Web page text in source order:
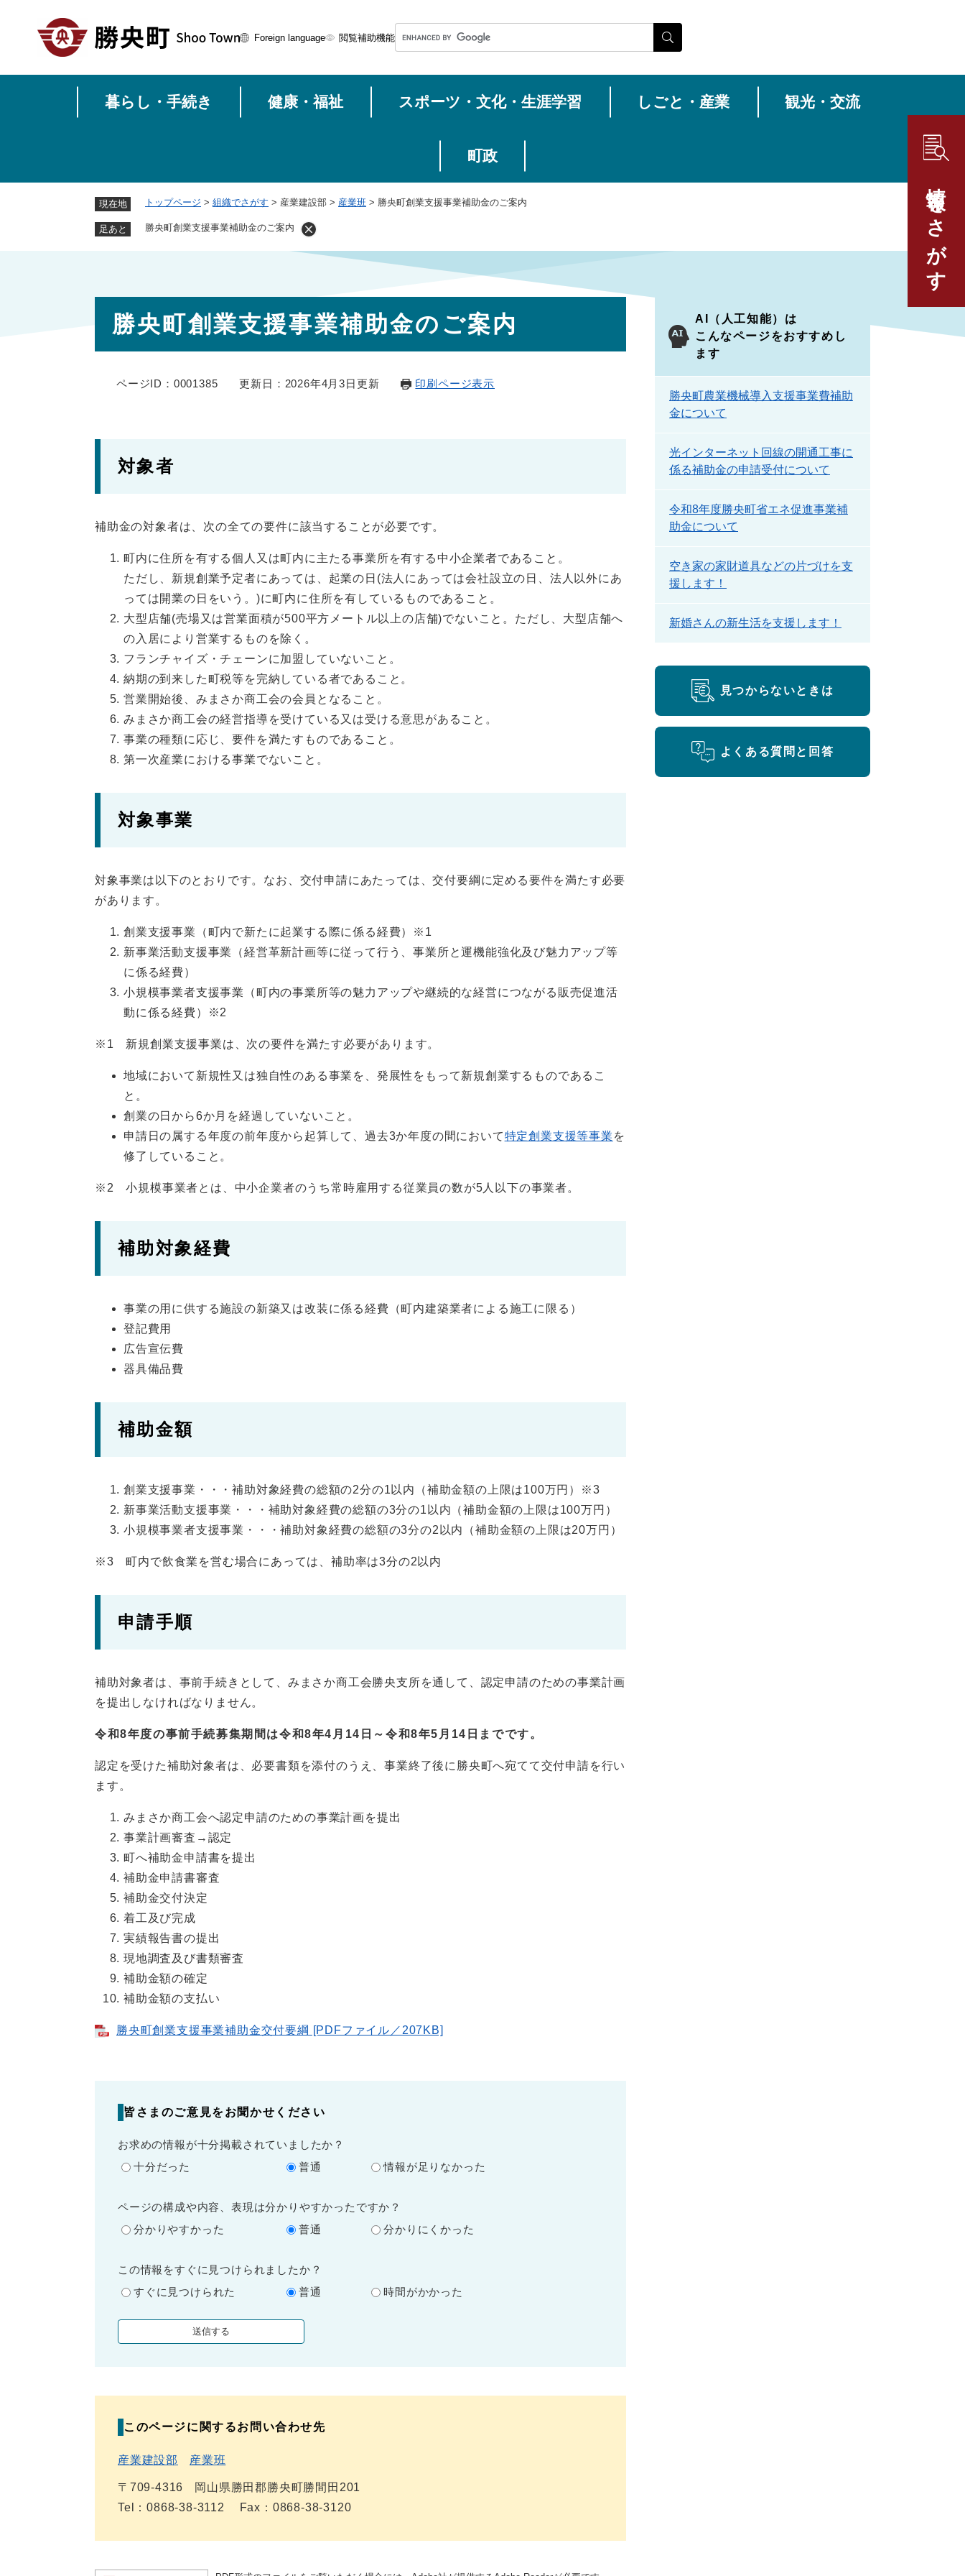
先
情報をさがす
Foreign language 閲覧補助機能
o
ム
検
暮らし・手続き 健康・福祉 スポーツ・文化・生涯学習 しごと・産業 観光・交流
町政
現在地 トップページ > 組織でさがす > 産業建設部 > 産業班 > 勝央町創業支援事業補助金のご案内
足あと 勝央町創業支援事業補助金のご案内
勝央町創業支援事業補助金のご案内
ページID：0001385 更新日：2026年4月3日更新 印刷ページ表示
対象者
補助金の対象者は、次の全ての要件に該当することが必要です。
町内に住所を有する個人又は町内に主たる事業所を有する中小企業者であること。
ただし、新規創業予定者にあっては、起業の日(法人にあっては会社設立の日、法人以外にあ
っては開業の日をいう。)に町内に住所を有しているものであること。
大型店舗(売場又は営業面積が500平方メートル以上の店舗)でないこと。ただし、大型店舗へ
の入居により営業するものを除く。
フランチャイズ・チェーンに加盟していないこと。
納期の到来した町税等を完納している者であること。
営業開始後、みまさか商工会の会員となること。
みまさか商工会の経営指導を受けている又は受ける意思があること。
事業の種類に応じ、要件を満たすものであること。
第一次産業における事業でないこと。
対象事業
対象事業は以下のとおりです。なお、交付申請にあたっては、交付要綱に定める要件を満たす必要
があります。
創業支援事業（町内で新たに起業する際に係る経費）※1
新事業活動支援事業（経営革新計画等に従って行う、事業所と運機能強化及び魅力アップ等
に係る経費）
小規模事業者支援事業（町内の事業所等の魅力アップや継続的な経営につながる販売促進活
動に係る経費）※2
※1 新規創業支援事業は、次の要件を満たす必要があります。
地域において新規性又は独自性のある事業を、発展性をもって新規創業するものであるこ
と。
創業の日から6か月を経過していないこと。
申請日の属する年度の前年度から起算して、過去3か年度の間において特定創業支援等事業 を
修了していること。
※2 小規模事業者とは、中小企業者のうち常時雇用する従業員の数が5人以下の事業者。
補助対象経費
事業の用に供する施設の新築又は改装に係る経費（町内建築業者による施工に限る）
登記費用
広告宣伝費
器具備品費
補助金額
創業支援事業・・・補助対象経費の総額の2分の1以内（補助金額の上限は100万円）※3
新事業活動支援事業・・・補助対象経費の総額の3分の1以内（補助金額の上限は100万円）
小規模事業者支援事業・・・補助対象経費の総額の3分の2以内（補助金額の上限は20万円）
※3 町内で飲食業を営む場合にあっては、補助率は3分の2以内
申請手順
補助対象者は、事前手続きとして、みまさか商工会勝央支所を通して、認定申請のための事業計画
を提出しなければなりません。
令和8年度の事前手続募集期間は令和8年4月14日～令和8年5月14日までです。
認定を受けた補助対象者は、必要書類を添付のうえ、事業終了後に勝央町へ宛てて交付申請を行い
ます。
みまさか商工会へ認定申請のための事業計画を提出
事業計画審査→認定
町へ補助金申請書を提出
補助金申請書審査
補助金交付決定
着工及び完成
実績報告書の提出
現地調査及び書類審査
補助金額の確定
補助金額の支払い
勝央町創業支援事業補助金交付要綱 [PDFファイル／207KB]
皆さまのご意見をお聞かせください
お求めの情報が十分掲載されていましたか？
十分だった
普通 情報が足りなかった
ページの構成や内容、表現は分かりやすかったですか？
分かりやすかった
普通 分かりにくかった
この情報をすぐに見つけられましたか？
すぐに見つけられた
普通 時間がかかった
このページに関するお問い合わせ先
産業建設部 産業班
〒709-4316
岡山県勝田郡勝央町勝間田201
Tel：0868-38-3112
Fax：0868-38-3120
AI（人工知能）は
こんなページをおすすめし
ます
勝央町農業機械導入支援事業費補助
金について
光インターネット回線の開通工事に
係る補助金の申請受付について
令和8年度勝央町省エネ促進事業補
助金について
空き家の家財道具などの片づけを支
援します！
新婚さんの新生活を支援します！
見つからないときは
よくある質問と回答